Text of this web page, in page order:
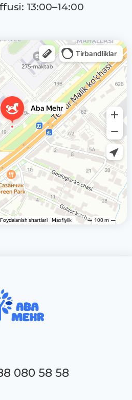
13:00–14:00
080 58 58